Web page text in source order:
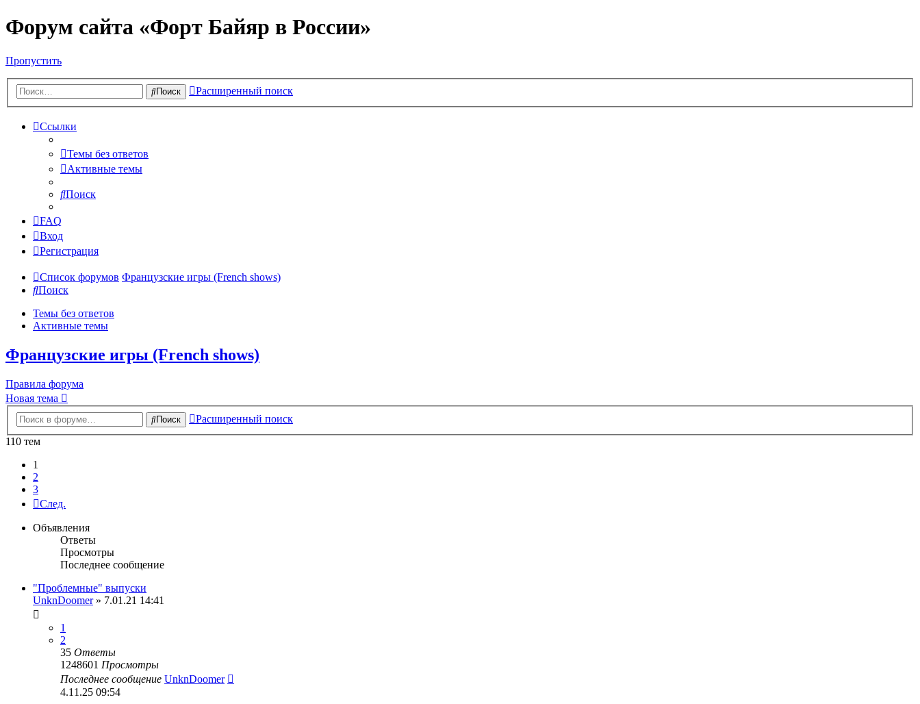
Форум сайта «Форт Байяр в России»
Пропустить
Поиск Расширенный поиск
Ссылки
Темы без ответов
Активные темы
Поиск
FAQ
Вход
Регистрация
Список форумов Французские игры (French shows)
Поиск
Темы без ответов
Активные темы
Французские игры (French shows)
Правила форума
Новая тема
Поиск
Расширенный поиск
110 тем
1
2
3
След.
Объявления
Ответы
Просмотры
Последнее сообщение
"Проблемные" выпуски
UnknDoomer» 7.01.21 14:41
1
2
35 Ответы
1248601 Просмотры
Последнее сообщение UnknDoomer
4.11.25 09:54